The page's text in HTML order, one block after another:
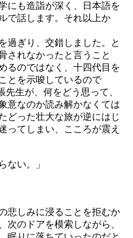
にも造詣が深く、日本語を
で話します。それ以上か
過ぎり、交錯しました。と
されなかったと言うこと
るのではなく、十四代目を
とを示唆しているので
生が、何をどう思って、
意なのか読み解かなくては
どった壮大な旅が逆にはじ
ってしまい、こころが震え
ない。」
悲しみに浸ることを拒むか
次のドアを模索しながら、